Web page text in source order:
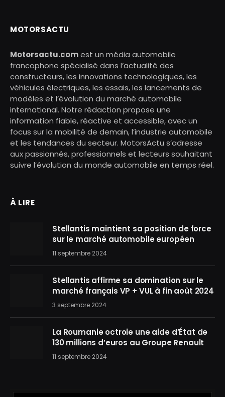
MOTORSACTU
Motorsactu.comest un média automobile
francophone spécialisé dans l’actualité des
constructeurs, les innovations technologiques, les
véhicules électriques, les essais, les lancements de
modèles et l’évolution du marché automobile
international. Notre rédaction propose une
information fiable, réactive et accessible, avec un
focus sur la mobilité de demain, l’industrie automobile
et les tendances du secteur. MotorsActu s’adresse
aux passionnés, professionnels et lecteurs souhaitant
suivre l’évolution du monde automobile en temps réel.
À LIRE
Stellantis maintient sa position de force
sur le marché automobile européen
11 septembre 2024
Stellantis affirme sa domination sur le
marché français VP + VUL à fin août 2024
3 septembre 2024
La Roumanie octroie une aide d’État de
130 millions d’euros au Groupe Renault
11 septembre 2024